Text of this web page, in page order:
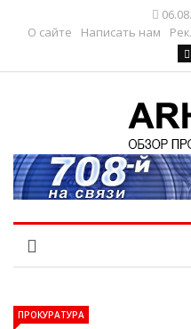
О сайте
Написать нам
ПРОКУРАТУРА